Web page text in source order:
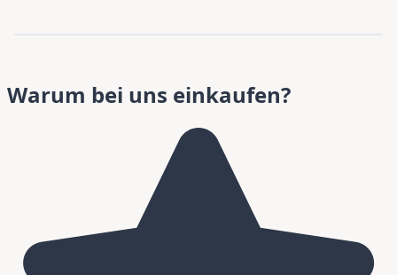
Warum bei uns einkaufen?